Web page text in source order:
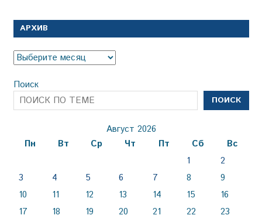
АРХИВ
Архив
Поиск
ПОИСК
Август 2026
Пн
Вт Ср Чт Пт Сб
Вс
1
2
3
4 5 6 7 8
9
10
11 12 13 14 15
16
17
18 19 20 21 22
23